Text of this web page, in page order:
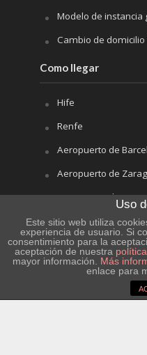
Modelo de instancia
Cambio de domicilio
Como llegar
Hife
Renfe
Aeropuerto de
Aeropuerto de
Aeropuerto de Reus
El tiempo
Uso
Este sitio web utiliza
experiencia de usuario. Si
consentimiento para la
aceptación de nuestra
mayor información.
Más
enlace para